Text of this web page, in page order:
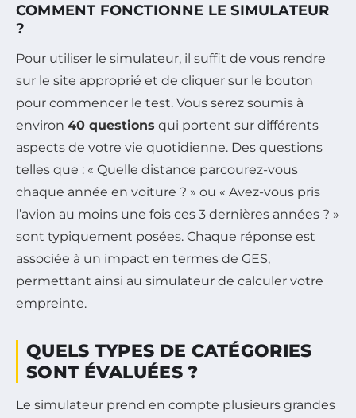
COMMENT FONCTIONNE LE SIMULATEUR
?
Pour utiliser le simulateur, il suffit de vous rendre
sur le site approprié et de cliquer sur le bouton
pour commencer le test. Vous serez soumis à
environ 40 questions qui portent sur différents
aspects de votre vie quotidienne. Des questions
telles que : « Quelle distance parcourez-vous
chaque année en voiture ? » ou « Avez-vous pris
l’avion au moins une fois ces 3 dernières années ? »
sont typiquement posées. Chaque réponse est
associée à un impact en termes de GES,
permettant ainsi au simulateur de calculer votre
empreinte.
QUELS TYPES DE CATÉGORIES
SONT ÉVALUÉES ?
Le simulateur prend en compte plusieurs grandes